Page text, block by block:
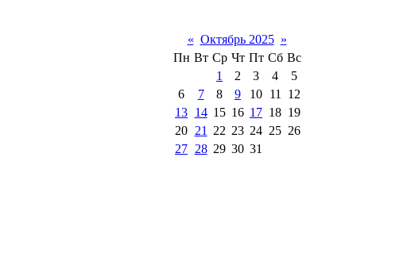
« Октябрь 2025 »
Пн Вт Ср Чт Пт Сб Вс
1
2 3 4
5
6
7 8 9 10 11
12
13 14 15 16 17 18 19
20 21 22 23 24 25 26
27 28 29 30 31